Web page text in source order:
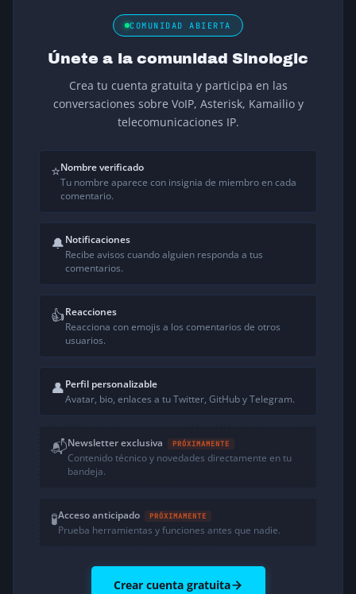
COMUNIDAD ABIERTA
Únete a la comunidad Sinologic
Crea tu cuenta gratuita y participa en las
conversaciones sobre VoIP, Asterisk, Kamailio y
telecomunicaciones IP.
⭐Nombre verificado
Tu nombre aparece con insignia de miembro en cada
comentario.
🔔Notificaciones
Recibe avisos cuando alguien responda a tus
comentarios.
👍Reacciones
Reacciona con emojis a los comentarios de otros
usuarios.
👤Perfil personalizable
Avatar, bio, enlaces a tu Twitter, GitHub y Telegram.
📬Newsletter exclusiva PRÓXIMAMENTE
Contenido técnico y novedades directamente en tu
bandeja.
🧪Acceso anticipado PRÓXIMAMENTE
Prueba herramientas y funciones antes que nadie.
Crear cuenta gratuita